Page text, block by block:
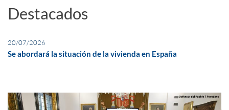
Destacados
20/07/2026
Se abordará la situación de la vivienda en España